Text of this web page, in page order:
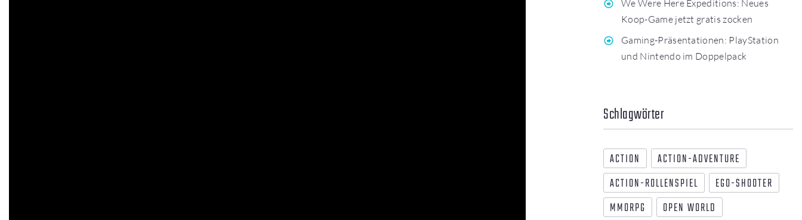
We Were Here Expeditions: Neues
Koop-Game jetzt gratis zocken
Gaming-Präsentationen: PlayStation
und Nintendo im Doppelpack
Schlagwörter
ACTION
ACTION-ADVENTURE
ACTION-ROLLENSPIEL
EGO-SHOOTER
MMORPG
OPEN WORLD